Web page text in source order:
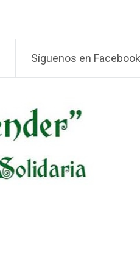
Síguenos en Facebook